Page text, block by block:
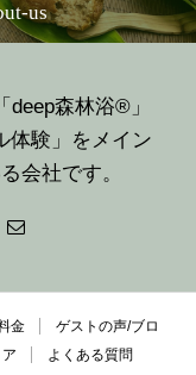
us
森林浴®」
体験」をメイン
会社です。
金
ゲストの声/ブロ
よくある質問